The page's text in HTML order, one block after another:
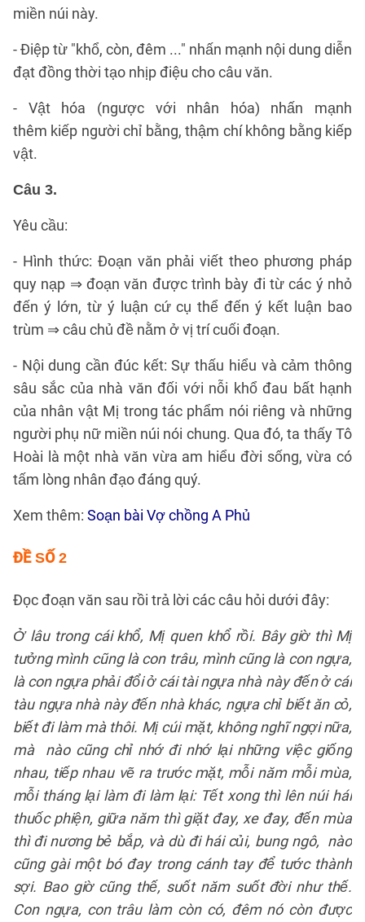
miền núi này.
- Điệp từ "khổ, còn, đêm ..." nhấn mạnh nội dung diễn
đạt đồng thời tạo nhịp điệu cho câu văn.
- Vật hóa (ngược với nhân hóa) nhấn mạnh
thêm kiếp người chỉ bằng, thậm chí không bằng kiếp
vật.
Câu 3.
Yêu cầu:
- Hình thức: Đoạn văn phải viết theo phương pháp
quy nạp ⇒ đoạn văn được trình bày đi từ các ý nhỏ
đến ý lớn, từ ý luận cứ cụ thể đến ý kết luận bao
trùm ⇒ câu chủ đề nằm ở vị trí cuối đoạn.
- Nội dung cần đúc kết: Sự thấu hiểu và cảm thông
sâu sắc của nhà văn đối với nỗi khổ đau bất hạnh
của nhân vật Mị trong tác phẩm nói riêng và những
người phụ nữ miền núi nói chung. Qua đó, ta thấy Tô
Hoài là một nhà văn vừa am hiểu đời sống, vừa có
tấm lòng nhân đạo đáng quý.
Xem thêm: Soạn bài Vợ chồng A Phủ
ĐỀ SỐ 2
Đọc đoạn văn sau rồi trả lời các câu hỏi dưới đây:
Ở lâu trong cái khổ, Mị quen khổ rồi. Bây giờ thì Mị
tưởng mình cũng là con trâu, mình cũng là con ngựa,
là con ngựa phải đổi ở cái tài ngựa nhà này đến ở cái
tàu ngựa nhà này đến nhà khác, ngựa chỉ biết ăn cỏ,
biết đi làm mà thôi. Mị cúi mặt, không nghĩ ngợi nữa,
mà nào cũng chỉ nhớ đi nhớ lại những việc giống
nhau, tiếp nhau vẽ ra trước mặt, mỗi năm mỗi mùa,
mỗi tháng lại làm đi làm lại: Tết xong thì lên núi hái
thuốc phiện, giữa năm thì giặt đay, xe đay, đến mùa
thì đi nương bẻ bắp, và dù đi hái củi, bung ngô, nào
cũng gài một bó đay trong cánh tay để tước thành
sợi. Bao giờ cũng thế, suốt năm suốt đời như thế.
Con ngựa, con trâu làm còn có, đêm nó còn được